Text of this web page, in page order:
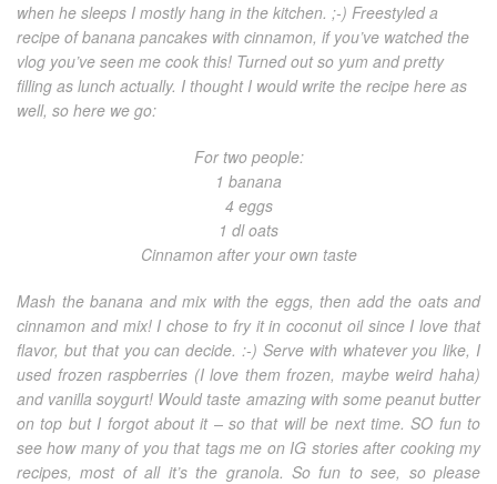
when he sleeps I mostly hang in the kitchen. ;-) Freestyled a
recipe of banana pancakes with cinnamon, if you’ve watched the
vlog you’ve seen me cook this! Turned out so yum and pretty
filling as lunch actually. I thought I would write the recipe here as
well, so here we go:
For two people:
1 banana
4 eggs
1 dl oats
Cinnamon after your own taste
Mash the banana and mix with the eggs, then add the oats and
cinnamon and mix! I chose to fry it in coconut oil since I love that
flavor, but that you can decide. :-) Serve with whatever you like, I
used frozen raspberries (I love them frozen, maybe weird haha)
and vanilla soygurt! Would taste amazing with some peanut butter
on top but I forgot about it – so that will be next time. SO fun to
see how many of you that tags me on IG stories after cooking my
recipes, most of all it’s the granola. So fun to see, so please